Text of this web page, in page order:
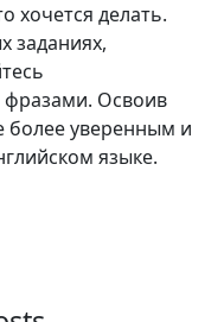
хочется делать.
заданиях,
фразами. Освоив
более уверенным и
языке.